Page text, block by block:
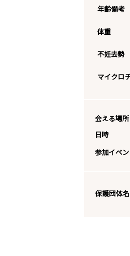
年齢備考
体重
不妊去勢
マイクロ
会える場所
日時
参加イベ
保護団体名